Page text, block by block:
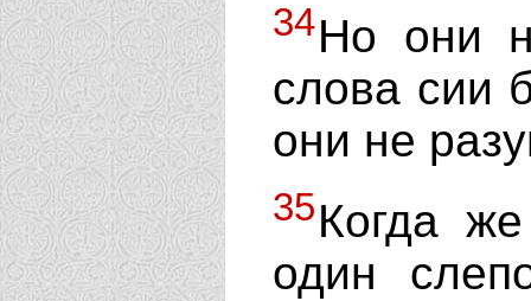
34Но они
слова сии
они не
35Когда
один